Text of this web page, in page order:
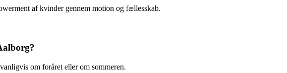
af kvinder gennem motion og fællesskab.
om foråret eller om sommeren.